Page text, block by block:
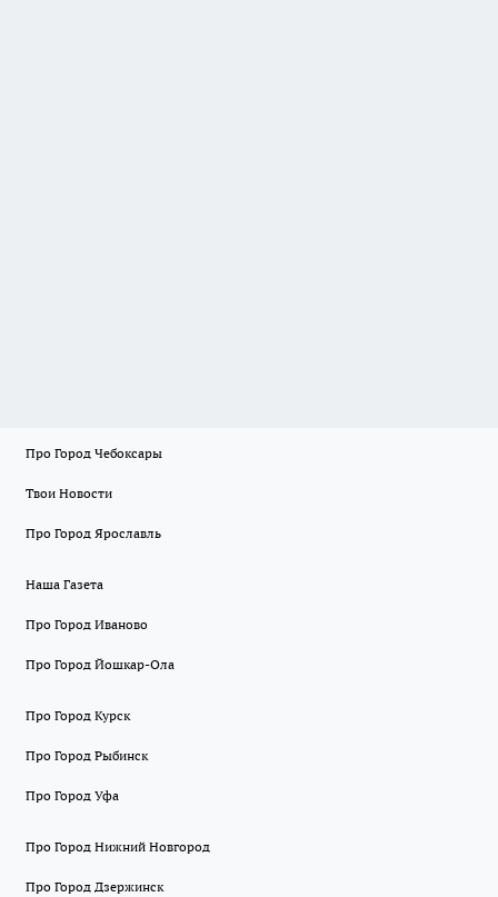
Про Город Чебоксары
Твои Новости
Про Город Ярославль
Наша Газета
Про Город Иваново
Про Город Йошкар-Ола
Про Город Курск
Про Город Рыбинск
Про Город Уфа
Про Город Нижний Новгород
Про Город Дзержинск